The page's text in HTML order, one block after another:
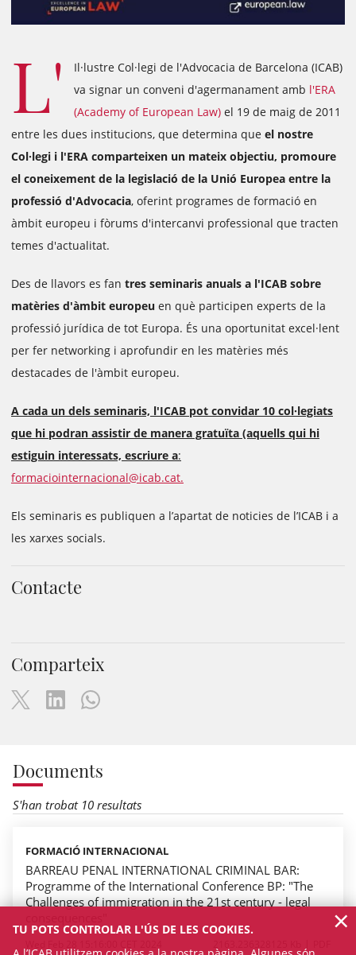
L'
Il·lustre Col·legi de l'Advocacia de Barcelona (ICAB)
va signar un conveni d'agermanament amb l'ERA
(Academy of European Law) el 19 de maig de 2011
entre les dues institucions, que determina que el nostre
Col·legi i l'ERA comparteixen un mateix objectiu, promoure
el coneixement de la legislació de la Unió Europea entre la
professió d'Advocacia, oferint programes de formació en
àmbit europeu i fòrums d'intercanvi professional que tracten
temes d'actualitat.
Des de llavors es fan tres seminaris anuals a l'ICAB sobre
matèries d'àmbit europeu en què participen experts de la
professió jurídica de tot Europa. És una oportunitat excel·lent
per fer networking i aprofundir en les matèries més
destacades de l'àmbit europeu.
A cada un dels seminaris, l'ICAB pot convidar 10 col·legiats
que hi podran assistir de manera gratuïta (aquells qui hi
estiguin interessats, escriure a:
formaciointernacional@icab.cat.
Els seminaris es publiquen a l’apartat de noticies de l’ICAB i a
les xarxes socials.
Contacte
Comparteix
Documents
S'han trobat 10 resultats
FORMACIÓ INTERNACIONAL
BARREAU PENAL INTERNATIONAL CRIMINAL BAR:
Programme of the International Conference BP: "The
Challenges of immigration in the 21st century - legal
TU POTS CONTROLAR L'ÚS DE LES COOKIES.
×